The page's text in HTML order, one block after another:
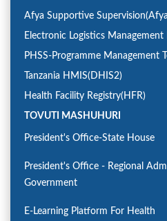
Afya Supportive
Electronic Logistics Management
PHSS-Programme Management
Tanzania HMIS(DHIS2)
Health Facility Registry(HFR)
TOVUTI MASHUHURI
President's Office-State House
President's Office - Regional
Government
E-Learning Platform For Health